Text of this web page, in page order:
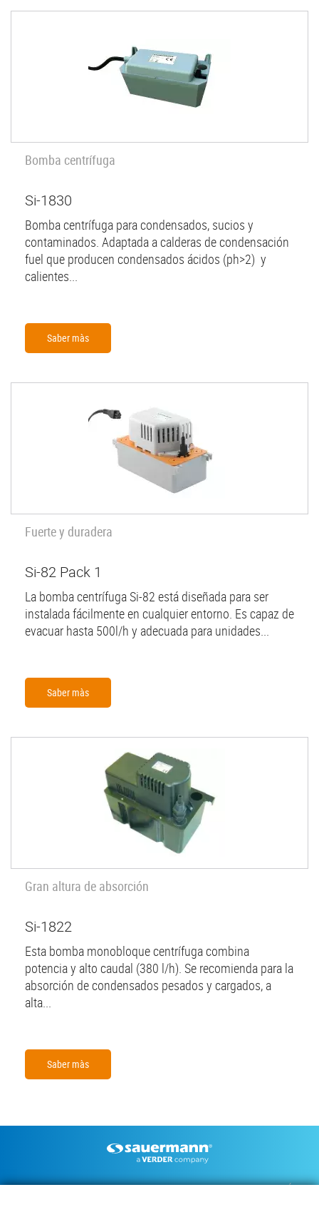
Bomba centrífuga
Si-1830
Bomba centrífuga para condensados, sucios y
contaminados. Adaptada a calderas de condensación
fuel que producen condensados ácidos (ph>2) y
calientes...
Saber màs
Fuerte y duradera
Si-82 Pack 1
La bomba centrífuga Si-82 está diseñada para ser
instalada fácilmente en cualquier entorno. Es capaz de
evacuar hasta 500l/h y adecuada para unidades...
Saber màs
Gran altura de absorción
Si-1822
Esta bomba monobloque centrífuga combina
potencia y alto caudal (380 l/h). Se recomienda para la
absorción de condensados pesados y cargados, a
alta...
Saber màs
Footer
BOMBAS DE CONDENSADOS
INSTRUMENTOS DE MEDICIÓN